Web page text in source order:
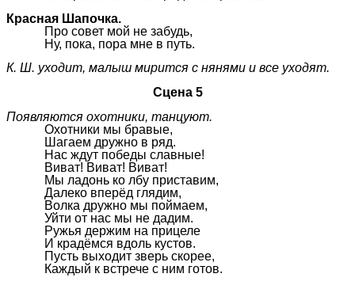
Красная Шапочка.
Про совет мой не забудь,
Ну, пока, пора мне в путь.
К. Ш. уходит, малыш мирится с нянями и все уходят.
Сцена 5
Появляются охотники, танцуют.
Охотники мы бравые,
Шагаем дружно в ряд.
Нас ждут победы славные!
Виват! Виват! Виват!
Мы ладонь ко лбу приставим,
Далеко вперёд глядим,
Волка дружно мы поймаем,
Уйти от нас мы не дадим.
Ружья держим на прицеле
И крадёмся вдоль кустов.
Пусть выходит зверь скорее,
Каждый к встрече с ним готов.